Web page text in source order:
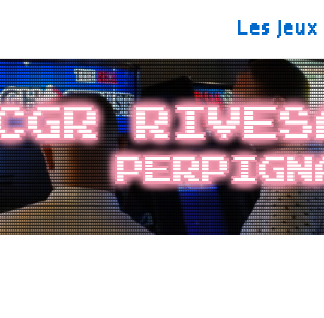
Les jeux